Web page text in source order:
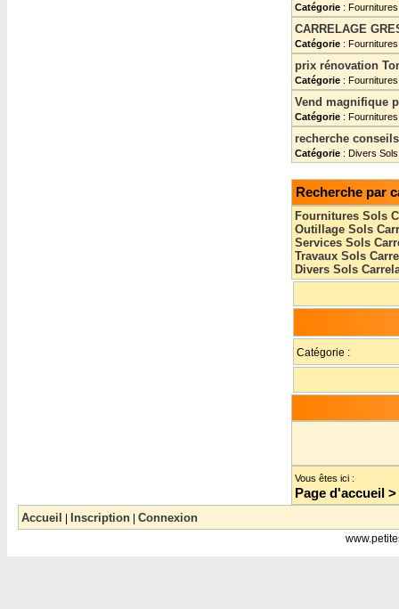
Catégorie :
CARRELAGE
Catégorie :
prix rénovation
Catégorie :
Vend magnifique
Catégorie :
recherche
Catégorie : Divers
Recherche par
Fournitures Sols
Outillage Sols
Services Sols
Travaux Sols
Divers Sols
Catégorie :
Vous êtes ici :
Page d'accueil >
Accueil Inscription Connexion